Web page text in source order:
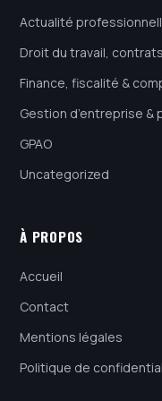
Actualité
Droit du travail,
Finance, fiscalité &
Gestion d’entreprise
GPAO
Uncategorized
À PROPOS
Accueil
Contact
Mentions légales
Politique de